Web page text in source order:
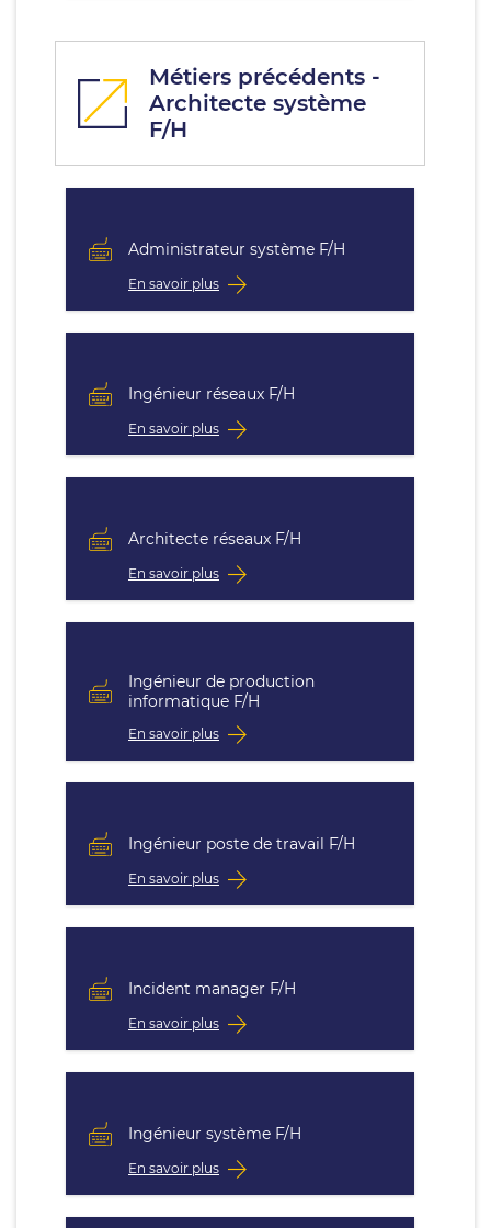
Métiers précédents -
Architecte système
F/H
Administrateur système F/H
En savoir plus
Ingénieur réseaux F/H
En savoir plus
Architecte réseaux F/H
En savoir plus
Ingénieur de production
informatique F/H
En savoir plus
Ingénieur poste de travail F/H
En savoir plus
Incident manager F/H
En savoir plus
Ingénieur système F/H
En savoir plus